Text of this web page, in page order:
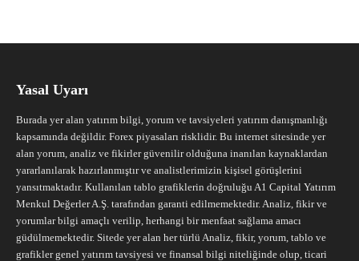
Yasal Uyarı
Burada yer alan yatırım bilgi, yorum ve tavsiyeleri yatırım danışmanlığı
kapsamında değildir. Forex piyasaları risklidir. Bu internet sitesinde yer
alan yorum, analiz ve fikirler güvenilir olduğuna inanılan kaynaklardan
yararlanılarak hazırlanmıştır ve analistlerimizin kişisel görüşlerini
yansıtmaktadır. Kullanılan tablo grafiklerin doğruluğu A1 Capital Yatırım
Menkul Değerler A.Ş. tarafından garanti edilmemektedir. Analiz, fikir ve
yorumlar bilgi amaçlı verilip, herhangi bir menfaat sağlama amacı
güdülmemektedir. Sitede yer alan her türlü Analiz, fikir, yorum, tablo ve
grafikler genel yatırım tavsiyesi ve finansal bilgi niteliğinde olup, ticari